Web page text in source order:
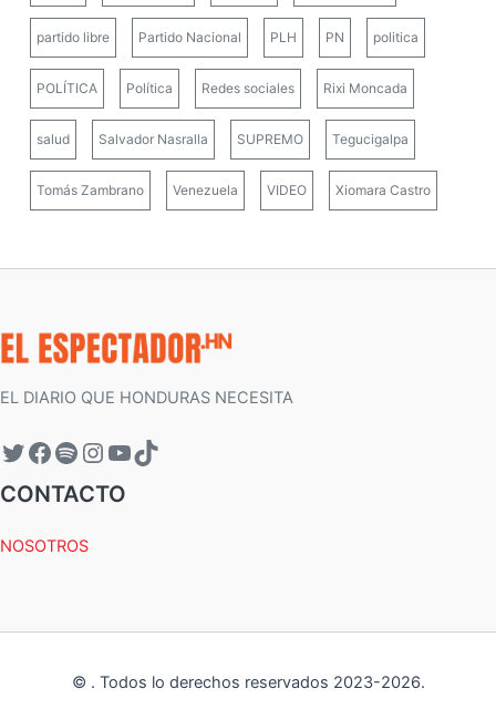
partido libre Partido Nacional PLH PN politica
POLÍTICA Política Redes sociales Rixi Moncada
salud Salvador Nasralla SUPREMO Tegucigalpa
Tomás Zambrano Venezuela VIDEO Xiomara Castro
EL DIARIO QUE HONDURAS NECESITA
CONTACTO
NOSOTROS
© . Todos lo derechos reservados 2023-2026.